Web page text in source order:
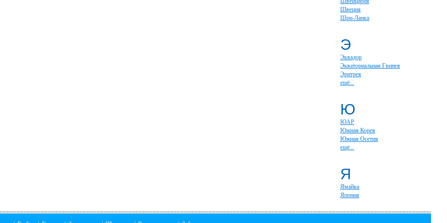
Швеция
Шри-Ланка
Э
Эквадор
Экваториальная Гвинея
Эритрея
ещё...
Ю
ЮАР
Южная Корея
Южная Осетия
ещё...
Я
Ямайка
Япония